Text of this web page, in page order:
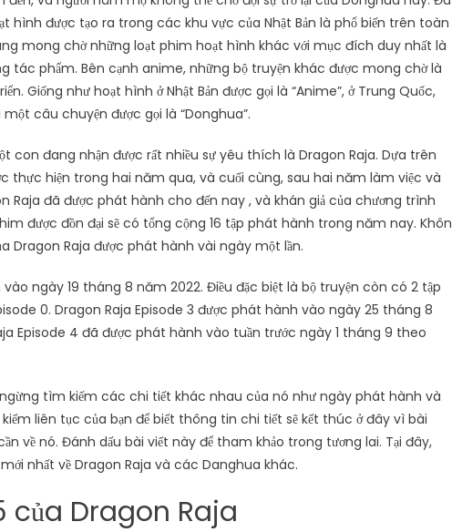
được tạo ra trong các khu vực của Nhật Bản là phổ biến trên toàn
mong chờ những loạt phim hoạt hình khác với mục đích duy nhất là
tác phẩm. Bên cạnh anime, những bộ truyện khác được mong chờ là
Giống như hoạt hình ở Nhật Bản được gọi là “Anime”, ở Trung Quốc,
một câu chuyện được gọi là “Donghua”.
con đang nhận được rất nhiều sự yêu thích là Dragon Raja. Dựa trên
thực hiện trong hai năm qua, và cuối cùng, sau hai năm làm việc và
Raja đã được phát hành cho đến nay , và khán giả của chương trình
được đồn đại sẽ có tổng cộng 16 tập phát hành trong năm nay.
Dragon Raja được phát hành vài ngày một lần.
ngày 19 tháng 8 năm 2022. Điều đặc biệt là bộ truyện còn có 2 tập
0. Dragon Raja Episode 3 được phát hành vào ngày 25 tháng 8
Episode 4 đã được phát hành vào tuần trước ngày 1 tháng 9 theo
tìm kiếm các chi tiết khác nhau của nó như ngày phát hành và
liên tục của bạn để biết thông tin chi tiết sẽ kết thúc ở đây vì bài
về nó. Đánh dấu bài viết này để tham khảo trong tương lai. Tại đây,
nhất về Dragon Raja và các Danghua khác.
Dragon Raja